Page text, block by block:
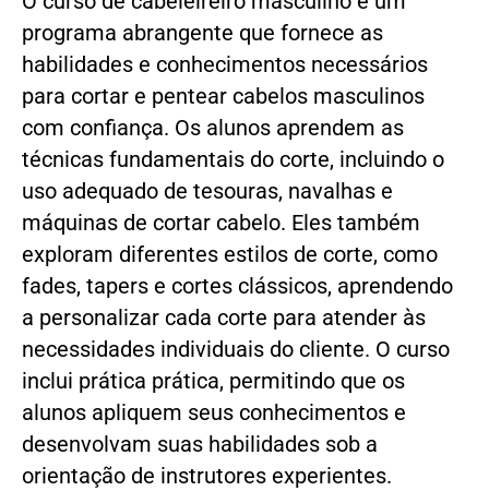
programa abrangente que fornece as
habilidades e conhecimentos necessários
para cortar e pentear cabelos masculinos
com confiança. Os alunos aprendem as
técnicas fundamentais do corte, incluindo o
uso adequado de tesouras, navalhas e
máquinas de cortar cabelo. Eles também
exploram diferentes estilos de corte, como
fades, tapers e cortes clássicos, aprendendo
a personalizar cada corte para atender às
necessidades individuais do cliente. O curso
inclui prática prática, permitindo que os
alunos apliquem seus conhecimentos e
desenvolvam suas habilidades sob a
orientação de instrutores experientes.